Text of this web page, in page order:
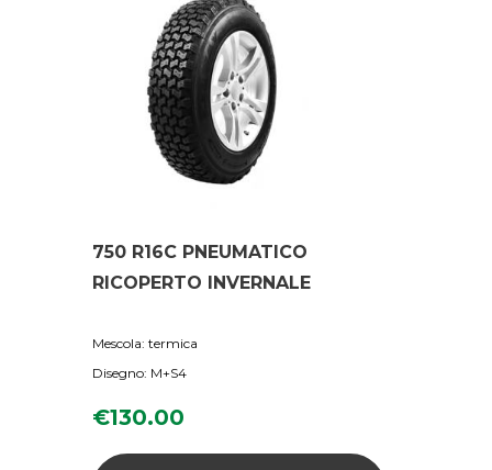
750 R16C PNEUMATICO
RICOPERTO INVERNALE
Mescola: termica
Disegno: M+S4
€130.00